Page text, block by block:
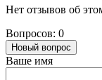
Нет отзывов об
Вопросов: 0
Новый вопрос
Ваше имя